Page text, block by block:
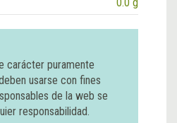
carácter puramente
usarse con fines
de la web se
responsabilidad.